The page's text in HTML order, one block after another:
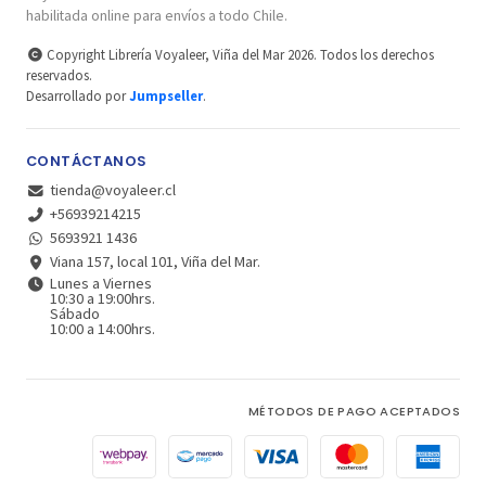
habilitada online para envíos a todo Chile.
Copyright Librería Voyaleer, Viña del Mar 2026. Todos los derechos
reservados.
Desarrollado porJumpseller.
CONTÁCTANOS
tienda@voyaleer.cl
+56939214215
5693921 1436
Viana 157, local 101, Viña del Mar.
Lunes a Viernes
10:30 a 19:00hrs.
Sábado
10:00 a 14:00hrs.
MÉTODOS DE PAGO ACEPTADOS